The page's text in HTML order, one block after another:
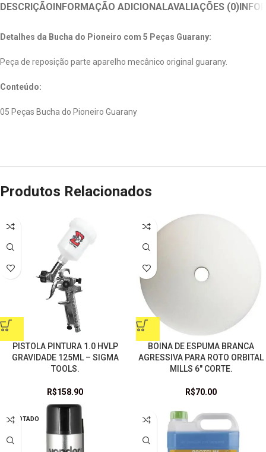
DESCRIÇÃOINFORMAÇÃO ADICIONALAVALIAÇÕES (0)
Detalhes da Bucha do Pioneiro com 5 Peças Guarany:
Peça de reposição parte aparelho mecânico original guarany.
Conteúdo:
05 Peças Bucha do Pioneiro Guarany
Produtos Relacionados
PISTOLA PINTURA 1.0 HVLP
GRAVIDADE 125ML – SIGMA
TOOLS.
R$158.90
BOINA DE ESPUMA BRANCA
AGRESSIVA PARA ROTO ORBITAL
MILLS 6″ CORTE.
R$70.00
ESGOTADO